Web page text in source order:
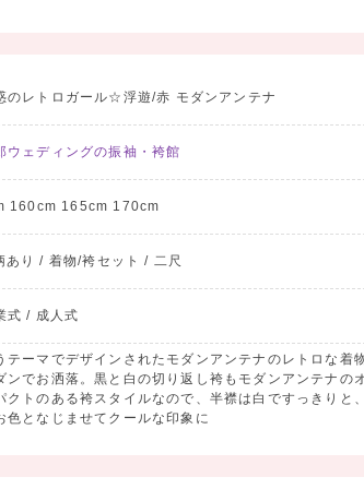
のレトロガール☆浮遊/赤 モダンアンテナ
ウェディングの振袖・袴館
160cm 165cm 170cm
あり / 着物/袴セット / 二尺
式 / 成人式
テーマでデザインされたモダンアンテナのレトロな着
ンでお洒落。黒と白の切り返し袴もモダンアンテナの
クトのある袴スタイルなので、半襟は白ですっきりと
色となじませてクールな印象に